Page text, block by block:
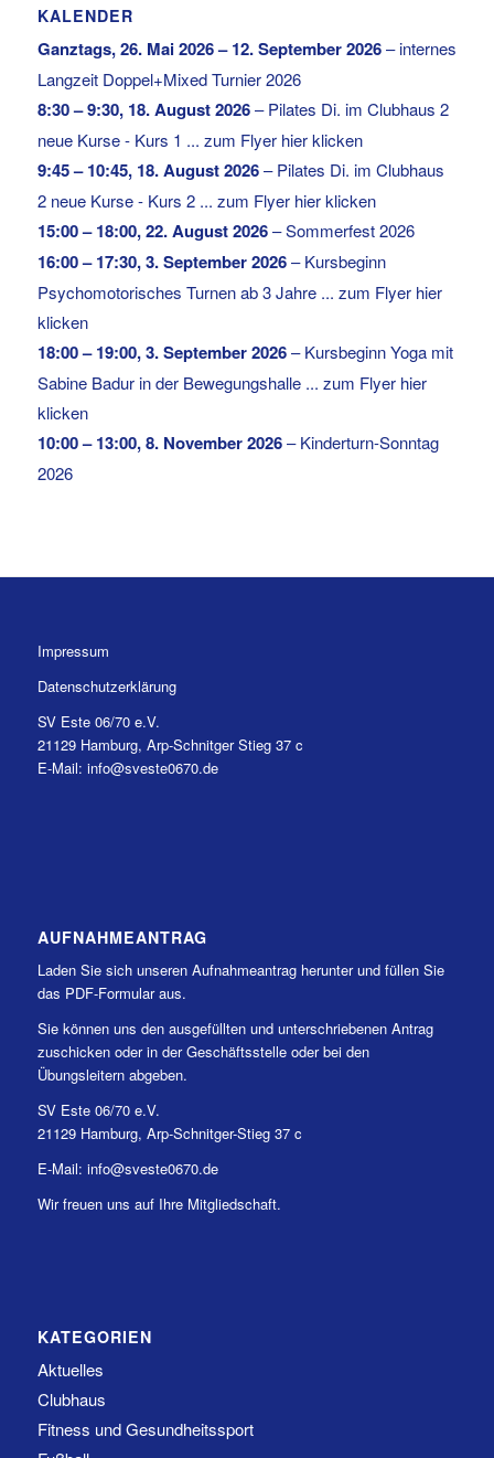
KALENDER
Ganztags,26. Mai 2026– 12. September 2026–internes
Langzeit Doppel+Mixed Turnier 2026
8:30– 9:30, 18. August 2026–Pilates Di. im Clubhaus 2
neue Kurse - Kurs 1 ... zum Flyer hier klicken
9:45– 10:45, 18. August 2026–Pilates Di. im Clubhaus
2 neue Kurse - Kurs 2 ... zum Flyer hier klicken
15:00– 18:00,22. August 2026–Sommerfest 2026
16:00– 17:30,3. September 2026–Kursbeginn
Psychomotorisches Turnen ab 3 Jahre ... zum Flyer hier
klicken
18:00– 19:00,3. September 2026–Kursbeginn Yoga mit
Sabine Badur in der Bewegungshalle ... zum Flyer hier
klicken
10:00– 13:00,8. November 2026–Kinderturn-Sonntag
2026
Impressum
Datenschutzerklärung
SV Este 06/70 e.V.
21129 Hamburg, Arp-Schnitger Stieg 37 c
E-Mail: info@sveste0670.de
AUFNAHMEANTRAG
Laden Sie sich unseren Aufnahmeantrag herunter und füllen Sie
das PDF-Formular aus.
Sie können uns den ausgefüllten und unterschriebenen Antrag
zuschicken oder in der Geschäftsstelle oder bei den
Übungsleitern abgeben.
SV Este 06/70 e.V.
21129 Hamburg, Arp-Schnitger-Stieg 37 c
E-Mail: info@sveste0670.de
Wir freuen uns auf Ihre Mitgliedschaft.
KATEGORIEN
Aktuelles
Clubhaus
Fitness und Gesundheitssport